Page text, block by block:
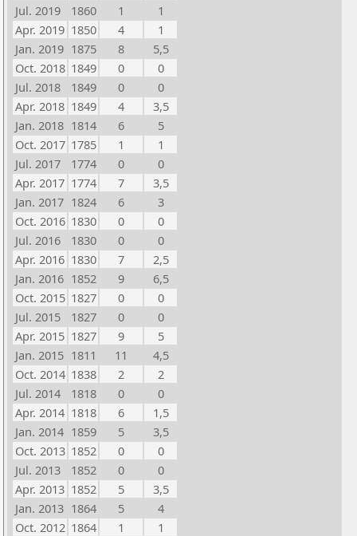
Jul. 2019
1860 1
1
Apr. 2019 1850 4
1
Jan. 2019 1875 8
5,5
Oct. 2018 1849 0
0
Jul. 2018
1849 0
0
Apr. 2018 1849 4
3,5
Jan. 2018 1814 6
5
Oct. 2017 1785 1
1
Jul. 2017
1774 0
0
Apr. 2017 1774 7
3,5
Jan. 2017 1824 6
3
Oct. 2016 1830 0
0
Jul. 2016
1830 0
0
Apr. 2016 1830 7
2,5
Jan. 2016 1852 9
6,5
Oct. 2015 1827 0
0
Jul. 2015
1827 0
0
Apr. 2015 1827 9
5
Jan. 2015 1811 11
4,5
Oct. 2014 1838 2
2
Jul. 2014
1818 0
0
Apr. 2014 1818 6
1,5
Jan. 2014 1859 5
3,5
Oct. 2013 1852 0
0
Jul. 2013
1852 0
0
Apr. 2013 1852 5
3,5
Jan. 2013 1864 5
4
Oct. 2012 1864 1
1